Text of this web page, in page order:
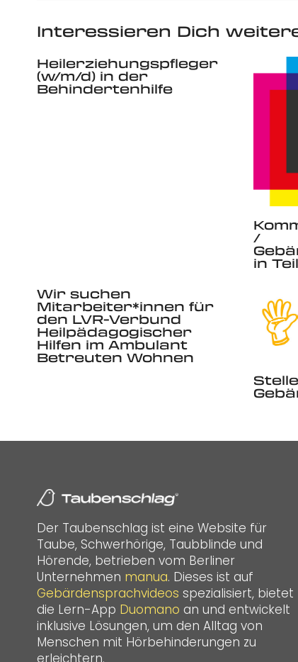
Interessieren Dich
Heilerziehungspfleger
(w/m/d) in der
Behindertenhilfe
/
in
Wir suchen
Mitarbeiter*innen für
den LVR-Verbund
Heilpädagogischer
Hilfen im Ambulant
Betreuten Wohnen
Der Taubenschlag ist eine Website für
Taube, Schwerhörige, Taubblinde und
Hörende, betrieben vom Berliner
Unternehmen manua. Dieses ist auf
Gebärdensprachvideos spezialisiert, bietet
die Lern-App Duomano an und entwickelt
inklusive Lösungen, um den Alltag von
Menschen mit Hörbehinderungen zu
erleichtern.